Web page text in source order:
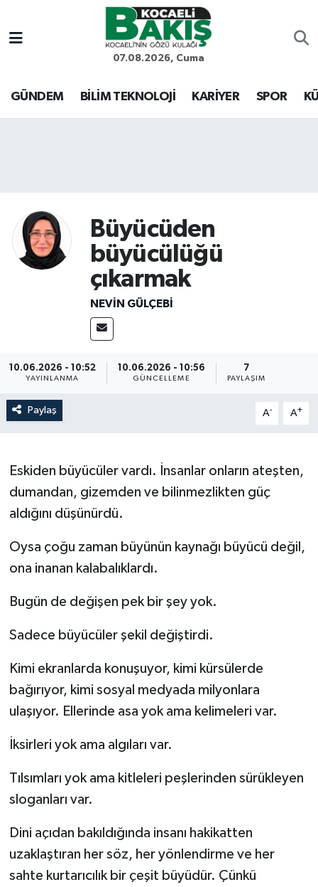
07.08.2026, Cuma
GÜNDEM BİLİM TEKNOLOJİ KARİYER SPOR
Büyücüden
büyücülüğü
çıkarmak
NEVİN GÜLÇEBİ
10.06.2026 - 10:52
YAYINLANMA
10.06.2026 - 10:56
GÜNCELLEME
7
PAYLAŞIM
Paylaş A- A+
Eskiden büyücüler vardı. İnsanlar onların ateşten,
dumandan, gizemden ve bilinmezlikten güç
aldığını düşünürdü.
Oysa çoğu zaman büyünün kaynağı büyücü değil,
ona inanan kalabalıklardı.
Bugün de değişen pek bir şey yok.
Sadece büyücüler şekil değiştirdi.
Kimi ekranlarda konuşuyor, kimi kürsülerde
bağırıyor, kimi sosyal medyada milyonlara
ulaşıyor. Ellerinde asa yok ama kelimeleri var.
İksirleri yok ama algıları var.
Tılsımları yok ama kitleleri peşlerinden sürükleyen
sloganları var.
Dini açıdan bakıldığında insanı hakikatten
uzaklaştıran her söz, her yönlendirme ve her
sahte kurtarıcılık bir çeşit büyüdür. Çünkü
Kocaeli Nöbetçi Eczaneler
Kocaeli Hava Durumu
Son Dakika Haberleri
Haber Arşivi